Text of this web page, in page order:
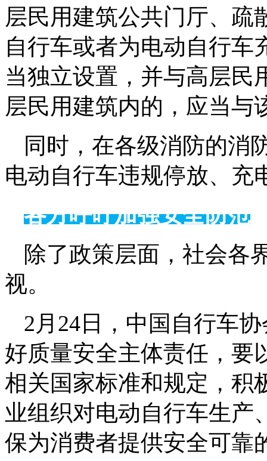
层民用建筑公共门厅、疏
自行车或者为电动自行车
当独立设置，并与高层民
层民用建筑内的，应当与
同时，在各级消防的消
电动自行车违规停放、充
各方呼吁加强安全防范
除了政策层面，社会各
视。
2月24日，中国自行车
好质量安全主体责任，要
相关国家标准和规定，积
业组织对电动自行车生产
保为消费者提供安全可靠